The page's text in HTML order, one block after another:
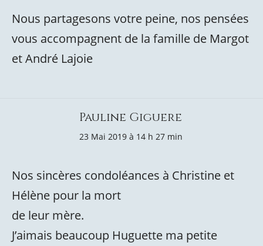
Nous partagesons votre peine, nos pensées
vous accompagnent de la famille de Margot
et André Lajoie
Pauline Giguere
23 Mai 2019 à 14 h 27 min
Nos sincères condoléances à Christine et
Hélène pour la mort
de leur mère.
J’aimais beaucoup Huguette ma petite